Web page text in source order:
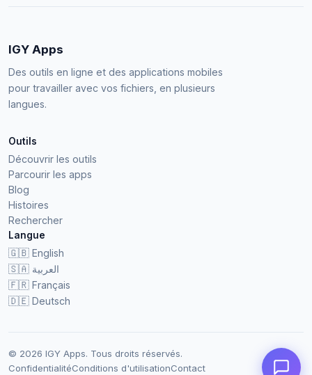
IGY Apps
Des outils en ligne et des applications mobiles
pour travailler avec vos fichiers, en plusieurs
langues.
Outils
Découvrir les outils
Parcourir les apps
Blog
Histoires
Rechercher
Langue
🇬🇧 English
🇸🇦 العربية
🇫🇷 Français
🇩🇪 Deutsch
© 2026 IGY Apps. Tous droits réservés.
ConfidentialitéConditions d'utilisationContact